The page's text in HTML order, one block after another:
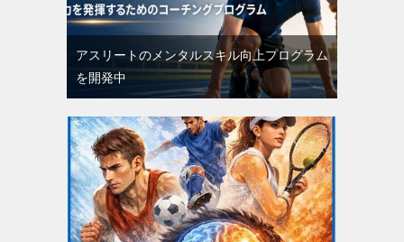
アスリートのメンタルスキル向上プログラム
を開発中